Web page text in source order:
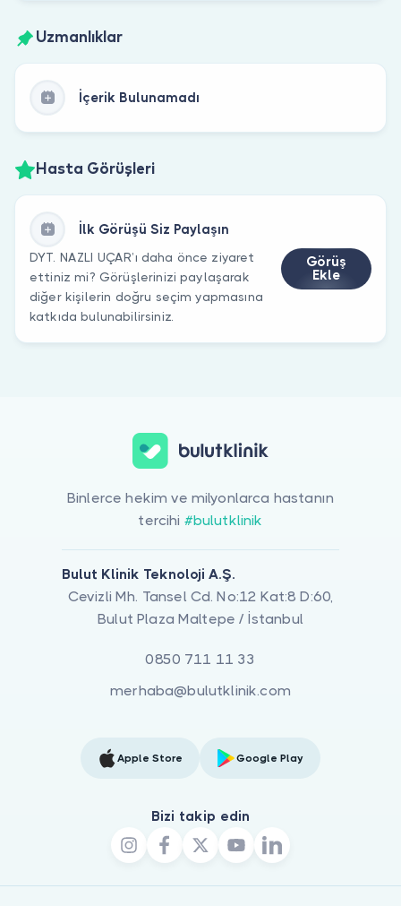
Uzmanlıklar
İçerik Bulunamadı
Hasta Görüşleri
İlk Görüşü Siz Paylaşın
DYT. NAZLI UÇAR’ı daha önce ziyaret
ettiniz mi? Görüşlerinizi paylaşarak
diğer kişilerin doğru seçim yapmasına
katkıda bulunabilirsiniz.
Görüş
Ekle
Binlerce hekim ve milyonlarca hastanın
tercihi #bulutklinik
Bulut Klinik Teknoloji A.Ş.
Cevizli Mh. Tansel Cd. No:12 Kat:8 D:60,
Bulut Plaza Maltepe / İstanbul
0850 711 11 33
merhaba@bulutklinik.com
Apple Store Google Play
Bizi takip edin